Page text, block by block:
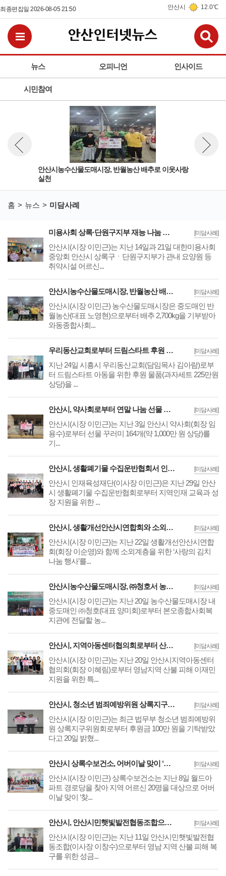
최종편집일 2026-08-05 21:50 안산시 12.0℃
뉴스 오피니언 인사이드
시민참여
전체메뉴보기
안산시농수산물도매시장, 반월농산 배추로 이웃사랑
실천
뉴스 이전보기
홈 뉴스 미담사례
[미담사례]
미용사회 상록·단원구지부 재능 나눔 봉사 실시
안산시(시장 이민근)는 지난 14일과 21일 대한미용사회
중앙회 안산시 상록구ㆍ단원구지부가 관내 요양원 등
취약시설 어르신...
[미담사례]
안산시농수산물도매시장, 반월농산 배추로 이웃사랑 실천
안산시(시장 이민근) 농수산물도매시장은 중도매인 반
월농산(대표 노영현)으로부터 배추 2,700kg을 기부받아
와동종합사회...
[미담사례]
우리동산교회로부터 드림스타트 후원 물품 기탁받아
지난 24일 시흥시 우리동산교회(담임목사 김아람)로부
터 드림스타트 아동을 위한 후원 물품(과자세트 225만원
상당)을 ...
[미담사례]
안산시, 약사회로부터 연말 나눔 선물 꾸러미 164개 기탁받아
안산시(시장 이민근)는 지난 3일 안산시 약사회(회장 임
용수)로부터 선물 꾸러미 164개(약 1,000만 원 상당)를
기...
[미담사례]
안산시, 생활폐기물 수집운반협회서 인재 육성 기부금 7천만 원 기탁받아
안산시 인재육성재단(이사장 이민근)은 지난 29일 안산
시 생활폐기물 수집운반협회로부터 지역인재 교육과 성
장 지원을 위한 ...
[미담사례]
안산시, 생활개선안산시연합회와 소외계층 위한 사랑의 김치 나눔
안산시(시장 이민근)는 지난 22일 생활개선안산시연합
회(회장 이순영)와 함께 소외계층을 위한 ‘사랑의 김치
나눔 행사’를...
[미담사례]
안산시농수산물도매시장, ㈜청호서 농산물 74kg 푸드뱅크 나눔
안산시(시장 이민근)는 지난 20일 농수산물도매시장 내
중도매인 ㈜청호(대표 양미회)로부터 본오종합사회복
지관에 전달할 농...
[미담사례]
안산시, 지역아동센터협의회로부터 산불 피해 지원 성금 기탁받아
안산시(시장 이민근)는 지난 20일 안산시지역아동센터
협의회(회장 이혜림)로부터 영남지역 산불 피해 이재민
지원을 위한 특...
[미담사례]
안산시, 청소년 범죄예방위원 상록지구위원회서 후원금 기탁받아
안산시(시장 이민근)는 최근 법무부 청소년 범죄예방위
원 상록지구위원회로부터 후원금 100만 원을 기탁받았
다고 20일 밝혔...
[미담사례]
안산시 상록수보건소, 어버이날 맞이 ‘찾아가는 감염병 예방학교’운영
안산시(시장 이민근) 상록수보건소는 지난 8일 월드아
파트 경로당을 찾아 지역 어르신 20명을 대상으로 어버
이날 맞이 ‘찾...
[미담사례]
안산시, 안산시민햇빛발전협동조합으로부터 영남 산불 피해 성금 기탁받아
안산시(시장 이민근)는 지난 11일 안산시민햇빛발전협
동조합(이사장 이창수)으로부터 영남 지역 산불 피해 복
구를 위한 성금...